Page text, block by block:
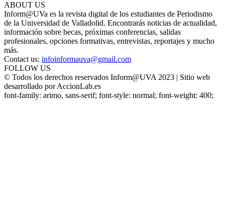
ABOUT US
Inform@UVa es la revista digital de los estudiantes de Periodismo
de la Universidad de Valladolid. Encontrarás noticias de actualidad,
información sobre becas, próximas conferencias, salidas
profesionales, opciones formativas, entrevistas, reportajes y mucho
más.
Contact us: infoinformauva@gmail.com
FOLLOW US
© Todos los derechos reservados Inform@UVA 2023 | Sitio web
desarrollado por AccionLab.es
font-family: arimo, sans-serif; font-style: normal; font-weight: 400;